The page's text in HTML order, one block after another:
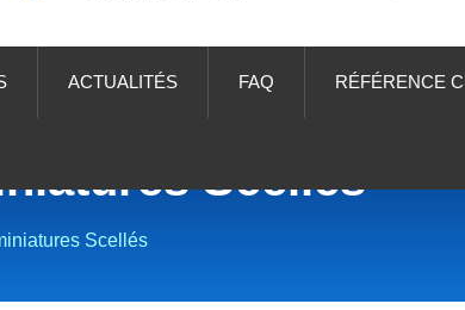
ACTUALITÉS FAQ RÉFÉRENCE
Scellés
Scellés